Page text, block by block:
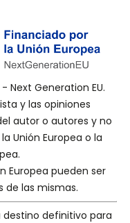
Next Generation EU.
y las opiniones
autor o autores y no
Unión Europea o la
Europea pueden ser
de las mismas.
destino definitivo para